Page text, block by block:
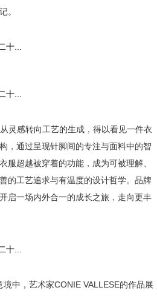
。
灵感转向工艺的生成，得以看见一件衣
，通过呈现针脚间的专注与面料中的智
服超越被穿着的功能，成为可被理解、
的工艺追求与有温度的设计哲学。品牌
启一场内外合一的成长之旅，走向更丰
中，艺术家CONIE VALLESE的作品展